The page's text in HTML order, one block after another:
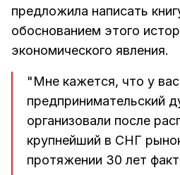
предложила написать
обоснованием этого
экономического явления.
"Мне кажется, что у вас
предпринимательский
организовали после
крупнейший в СНГ
протяжении 30 лет